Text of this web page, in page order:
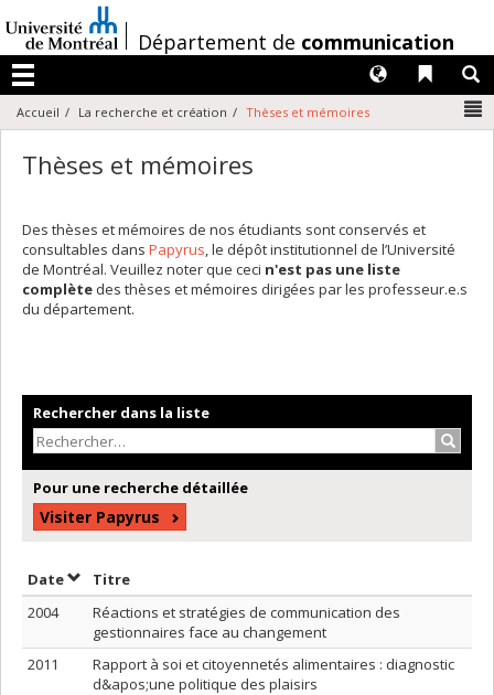
au
contenu
/Département de communication
Menu
Liens
Langues
Accueil La recherche et création Thèses et mémoires
Thèses et mémoires
Des thèses et mémoires de nos étudiants sont conservés et
consultables dans Papyrus, le dépôt institutionnel de l’Université
de Montréal. Veuillez noter que ceci n'est pas une liste
complète des thèses et mémoires dirigées par les professeur.e.s
du département.
Rechercher dans la liste
Pour une recherche détaillée
Visiter Papyrus
DateTrier par date en ordre décroissant
Titre
2004
Réactions et stratégies de communication des
gestionnaires face au changement
2011
Rapport à soi et citoyennetés alimentaires : diagnostic
d&apos;une politique des plaisirs